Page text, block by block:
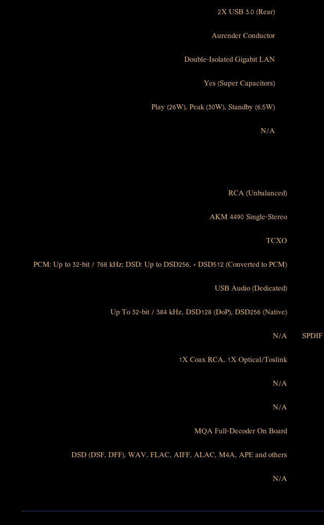
2X USB 3.0 (Rear)
Aurender Conductor
Double-Isolated Gigabit LAN
Yes (Super Capacitors)
Play (26W), Peak (30W), Standby (6.5W)
N/A
RCA (Unbalanced)
AKM 4490 Single-Stereo
TCXO
PCM: Up to 32-bit / 768 kHz; DSD: Up to DSD256, + DSD512 (Converted to PCM)
USB Audio (Dedicated)
Up To 32-bit / 384 kHz, DSD128 (DoP), DSD256 (Native)
N/A
1X Coax RCA, 1X Optical/Toslink
N/A
N/A
MQA Full-Decoder On Board
DSD (DSF, DFF), WAV, FLAC, AIFF, ALAC, M4A, APE and others
N/A